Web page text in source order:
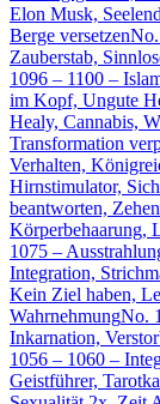
Elon Musk,
Berge versetzen
Zauberstab,
1096 – 1100 –
im Kopf, Ungute
Healy, Cannabis,
Transformation
Verhalten,
Hirnstimulator,
beantworten,
Körperbehaarung,
1075 –
Integration,
Kein Ziel haben,
WahrnehmungNo.
Inkarnation,
1056 – 1060 –
Geistführer,